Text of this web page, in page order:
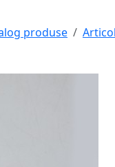
produse